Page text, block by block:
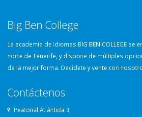
Big Ben College
La academia de Idiomas BIG BEN COLLEGE se
norte de Tenerife, y dispone de múltiples
de la mejor forma. Decídete y vente con
Contáctenos
Peatonal Atlántida 3,